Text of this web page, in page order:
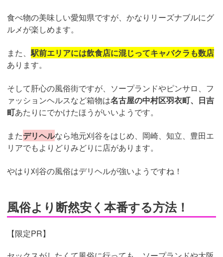
食べ物の美味しい愛知県ですが、かなりリーズナブルにグ
ルメが楽しめます。
また、駅前エリアには飲食店に混じってキャバクラも数店
あります。
そして肝心の風俗街ですが、ソープランドやピンサロ、フ
ァッションヘルスなど箱物は名古屋の中村区羽衣町、日吉
町あたりにでかけたほうがいいようです。
またデリヘルなら地元刈谷をはじめ、岡崎、知立、豊田エ
リアでもよりどりみどりに店があります。
やはり刈谷の風俗はデリヘルが強いようですね！
風俗より断然安く本番する方法！
【限定PR】